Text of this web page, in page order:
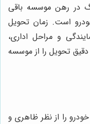
در رهن موسسه باقی
است. زمان تحویل
و مراحل اداری،
تحویل را از موسسه
را از نظر ظاهری و